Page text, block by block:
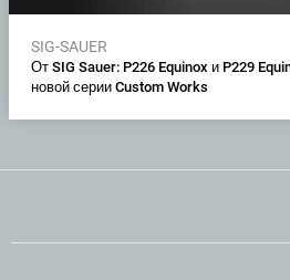
SIG-SAUER
От SIG Sauer: P226 Equinox и P229
новой серии Custom Works